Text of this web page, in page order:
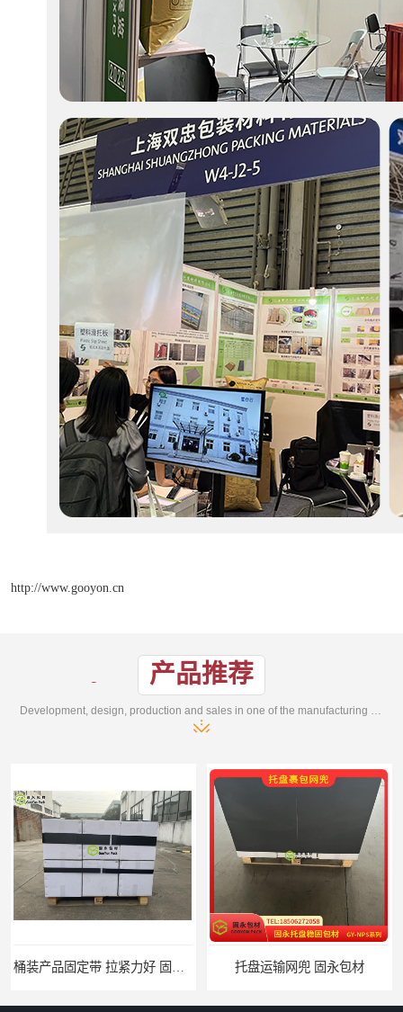
http://www.gooyon.cn
产品推荐
托盘运输网兜 固永包材 托盘打包绑带 固永包材